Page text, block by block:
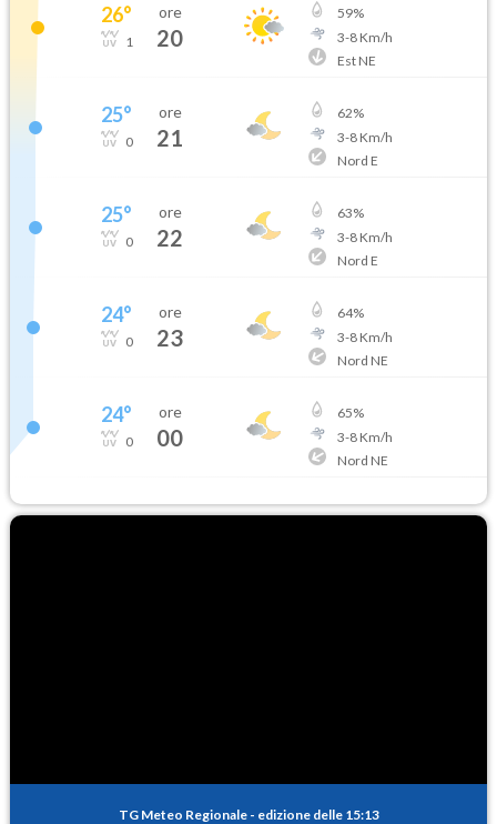
26°
1
ore
20
59%
3-8Km/h
Est NE
25°
0
ore
21
62%
3-8Km/h
Nord E
25°
0
ore
22
63%
3-8Km/h
Nord E
24°
0
ore
23
64%
3-8Km/h
Nord NE
24°
0
ore
00
65%
3-8Km/h
Nord NE
TG Meteo Regionale - edizione delle 15:13